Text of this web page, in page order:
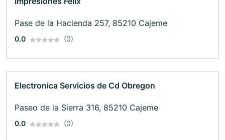
Pase de la Hacienda 257, 85210 Cajeme
0.0 (0)
Electronica Servicios de Cd Obregon
Paseo de la Sierra 316, 85210 Cajeme
0.0 (0)